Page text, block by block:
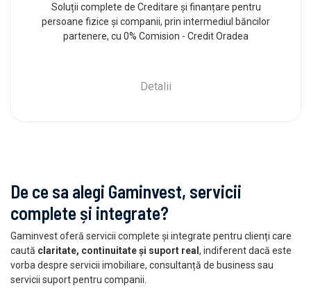
Soluții complete de Creditare și finanțare pentru
persoane fizice și companii, prin intermediul băncilor
partenere, cu 0% Comision - Credit Oradea
Detalii
De ce sa alegi Gaminvest, servicii
complete și integrate?
Gaminvest oferă servicii complete și integrate pentru clienți care
caută claritate, continuitate și suport real , indiferent dacă este
vorba despre servicii imobiliare, consultanță de business sau
servicii suport pentru companii.